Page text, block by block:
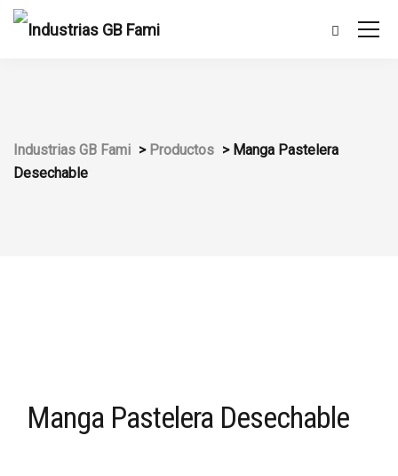
Industrias GB Fami > Productos > Manga Pastelera
Desechable
Manga Pastelera Desechable